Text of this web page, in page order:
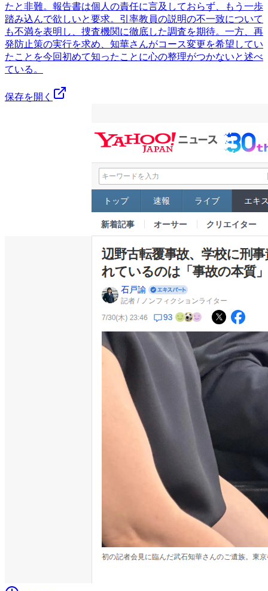
たと非難。報告書は個人の責任に言及しておらず、もう一歩
踏み込んで欲しいと要求。引率教員の説明の不一致について
も不満を表明し、捜査機関に徹底した調査を期待。一方、再
発防止策の実行を求め、知華さんがコース変更を希望してい
たことを今回初めて知ったことに心の整理がつかないと述べ
ている。
保存を開く